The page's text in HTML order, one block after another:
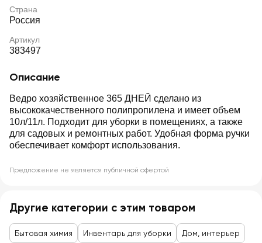
Страна
Россия
Артикул
383497
Описание
Ведро хозяйственное 365 ДНЕЙ сделано из
высококачественного полипропилена и имеет объем
10л/11л. Подходит для уборки в помещениях, а также
для садовых и ремонтных работ. Удобная форма ручки
обеспечивает комфорт использования.
Предложение не является публичной офертой
Другие категории с этим товаром
Бытовая химия Инвентарь для уборки Дом, интерьер